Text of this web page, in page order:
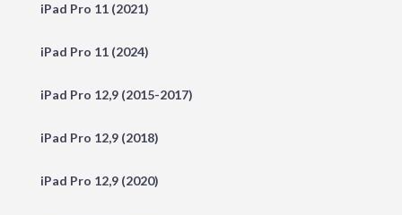
iPad Pro 11 (2021)
iPad Pro 11 (2024)
iPad Pro 12,9 (2015-2017)
iPad Pro 12,9 (2018)
iPad Pro 12,9 (2020)